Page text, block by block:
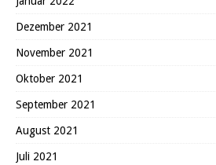
Dezember 2021
November 2021
Oktober 2021
September 2021
August 2021
Juli 2021